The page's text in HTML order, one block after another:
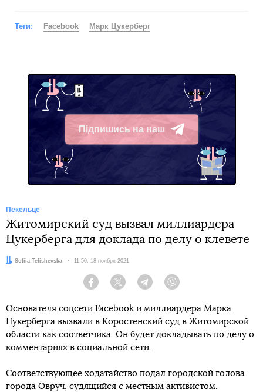
Теги: Facebook Марк Цукерберг
Підпишись на наш
Telegram
Пекельце
Житомирский суд вызвал миллиардера
Цукерберга для доклада по делу о клевете
Автор:
Sofiia Telishevska Дата:
11:50, 18 ноября 2021
Facebook Twitter Telegram
Основателя соцсети Facebook и миллиардера Марка
Цукерберга вызвали в Коростенский суд в Житомирской
области как соответчика. Он будет докладывать по делу о
комментариях в социальной сети.
Соответствующее ходатайство подал городской голова
города Овруч, судящийся с местным активистом.